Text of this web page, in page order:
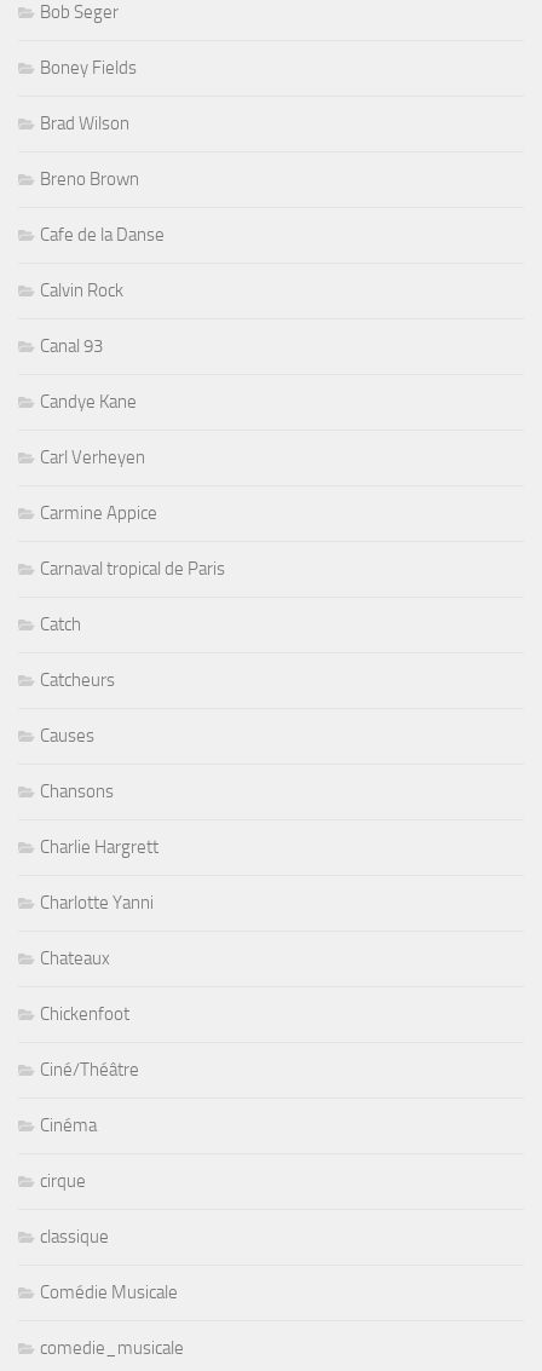
Bob Seger
Boney Fields
Brad Wilson
Breno Brown
Cafe de la Danse
Calvin Rock
Canal 93
Candye Kane
Carl Verheyen
Carmine Appice
Carnaval tropical de Paris
Catch
Catcheurs
Causes
Chansons
Charlie Hargrett
Charlotte Yanni
Chateaux
Chickenfoot
Ciné/Théâtre
Cinéma
cirque
classique
Comédie Musicale
comedie_musicale